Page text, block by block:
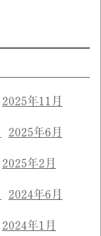
2025年11月
2025年6月
2025年2月
2024年6月
2024年1月